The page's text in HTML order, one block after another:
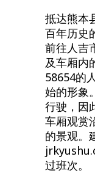
抵达熊本
百年历史
前往人吉
及车厢内
58654的
始的形象
行驶，因
车厢观赏
的景观。
过班次。